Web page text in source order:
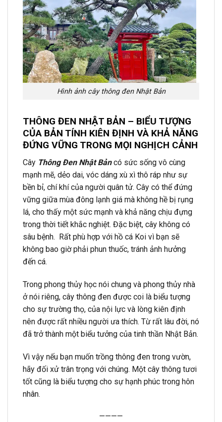
Hình ảnh cây thông đen Nhật Bản
THÔNG ĐEN NHẬT BẢN – BIỂU TƯỢNG
CỦA BẢN TÍNH KIÊN ĐỊNH VÀ KHẢ NĂNG
ĐỨNG VỮNG TRONG MỌI NGHỊCH CẢNH
Cây Thông Đen Nhật Bảncó sức sống vô cùng
mạnh mẽ, dẻo dai, vóc dáng xù xì thô ráp như sự
bền bỉ, chí khí của người quân tử. Cây có thể đứng
vững giữa mùa đông lạnh giá mà không hề bị rụng
lá, cho thấy một sức mạnh và khả năng chịu đựng
trong thời tiết khắc nghiệt. Đặc biệt, cây không có
sâu bệnh. Rất phù hợp với hồ cá Koi vì bạn sẽ
không bao giờ phải phun thuốc, tránh ảnh hưởng
đến cá.
Trong phong thủy học nói chung và phong thủy nhà
ở nói riêng, cây thông đen được coi là biểu tượng
cho sự trường thọ, của nội lực và lòng kiên định
nên được rất nhiều người ưa thích. Từ rất lâu đời, nó
đã trở thành một biểu tưởng của tinh thần Nhật Bản.
Vì vậy nếu bạn muốn trồng thông đen trong vườn,
hãy đối xử trân trọng với chúng. Một cây thông tươi
tốt cũng là biểu tượng cho sự hạnh phúc trong hôn
nhân.
————